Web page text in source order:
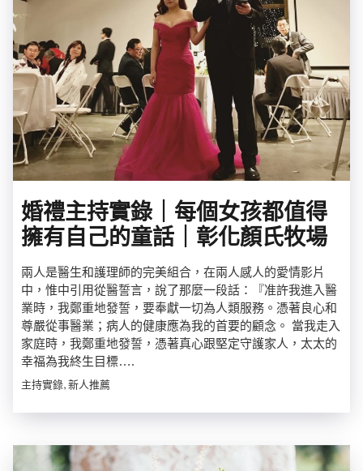
婚禮主持實錄｜每個女孩都值得
擁有自己的童話｜彰化顏氏牧場
兩人是醫生和護理師的完美組合，在兩人感人的愛情影片
中，惟中引用從醫誓言，說了那麼一段話：『准許我進入醫
業時，我鄭重地發誓，要奉獻一切為人類服務。憑著良心和
尊嚴從事醫業；病人的健康應為我的首要的顧念。 當我走入
家庭時，我鄭重地發誓，憑著真心跟堅定守護家人，太太的
幸福為我終生目標….
主持實錄, 新人推薦